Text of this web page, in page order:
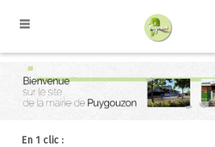
En 1 clic :